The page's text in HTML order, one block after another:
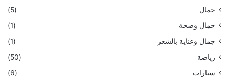
جمال
(5)
جمال وصحة
(1)
جمال وعناية بالشعر
(1)
رياضة
(50)
سيارات
(6)